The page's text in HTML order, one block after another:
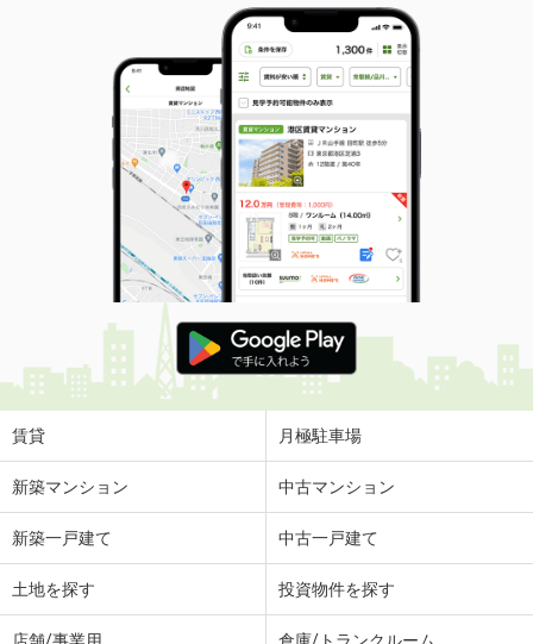
賃貸 月極駐車場
新築マンション 中古マンション
新築一戸建て 中古一戸建て
土地を探す 投資物件を探す